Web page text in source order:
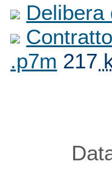
Delibera
.p7m 217